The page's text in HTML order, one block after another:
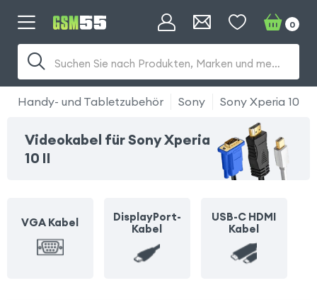
Suchen Sie nach Produkten, Marken und mehr...
0
Handy- und Tabletzubehör Sony Sony Xperia 10 2
Videokabel für Sony Xperia
10 II
VGA Kabel
DisplayPort-
Kabel
USB-C HDMI
Kabel